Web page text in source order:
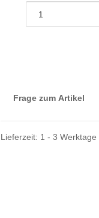
Frage zum Artikel
Lieferzeit: 1 - 3 Werktage